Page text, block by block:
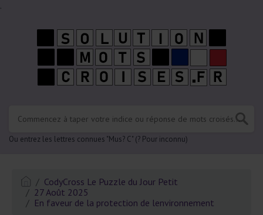
.
Ou entrez les lettres connues "Mus? C" (? Pour inconnu)
CodyCross Le Puzzle du Jour Petit
27 Août 2025
En faveur de la protection de lenvironnement